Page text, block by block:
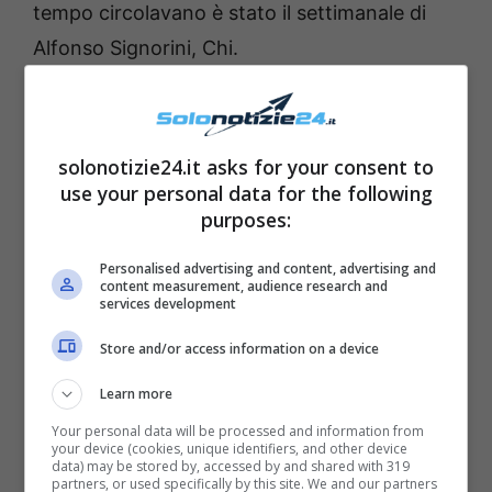
tempo circolavano è stato il settimanale di
Alfonso Signorini, Chi.
Fonte: Instagram
“Aurora Ramazzotti è in dolce attesa”, si
solonotizie24.it asks for your consent to
use your personal data for the following
purposes:
Personalised advertising and content, advertising and
content measurement, audience research and
services development
Store and/or access information on a device
Learn more
Your personal data will be processed and information from
your device (cookies, unique identifiers, and other device
data) may be stored by, accessed by and shared with 319
partners, or used specifically by this site. We and our partners